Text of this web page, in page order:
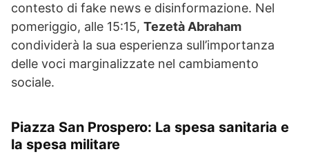
contesto di fake news e disinformazione. Nel
pomeriggio, alle 15:15, Tezetà Abraham
condividerà la sua esperienza sull’importanza
delle voci marginalizzate nel cambiamento
sociale.
Piazza San Prospero: La spesa sanitaria e
la spesa militare